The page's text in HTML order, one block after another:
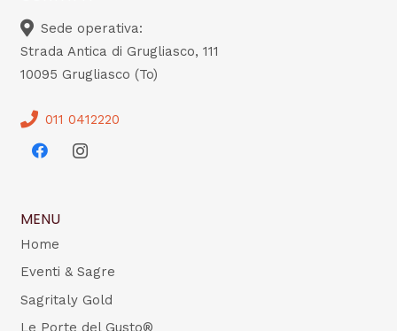
Sede operativa:
Strada Antica di Grugliasco, 111
10095 Grugliasco (To)
011 0412220
MENU
Home
Eventi & Sagre
Sagritaly Gold
Le Porte del Gusto®